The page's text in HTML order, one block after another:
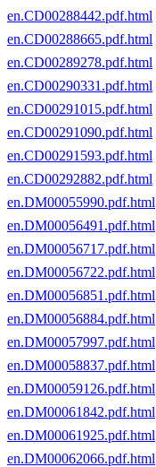
en.CD00288442.pdf.html
en.CD00288665.pdf.html
en.CD00289278.pdf.html
en.CD00290331.pdf.html
en.CD00291015.pdf.html
en.CD00291090.pdf.html
en.CD00291593.pdf.html
en.CD00292882.pdf.html
en.DM00055990.pdf.html
en.DM00056491.pdf.html
en.DM00056717.pdf.html
en.DM00056722.pdf.html
en.DM00056851.pdf.html
en.DM00056884.pdf.html
en.DM00057997.pdf.html
en.DM00058837.pdf.html
en.DM00059126.pdf.html
en.DM00061842.pdf.html
en.DM00061925.pdf.html
en.DM00062066.pdf.html